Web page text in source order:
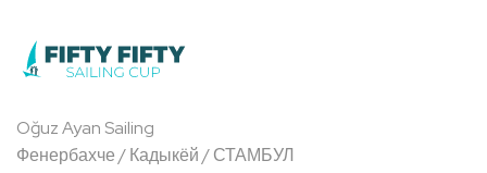
Oğuz Ayan Sailing
Фенербахче / Кадыкёй / СТАМБУЛ